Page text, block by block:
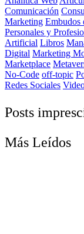
Comunicación
Marketing Embudos
Personales y
Artificial Libros
Digital Marketing
Marketplace
No-Code off-topic
Redes Sociales
Posts
Más Leídos